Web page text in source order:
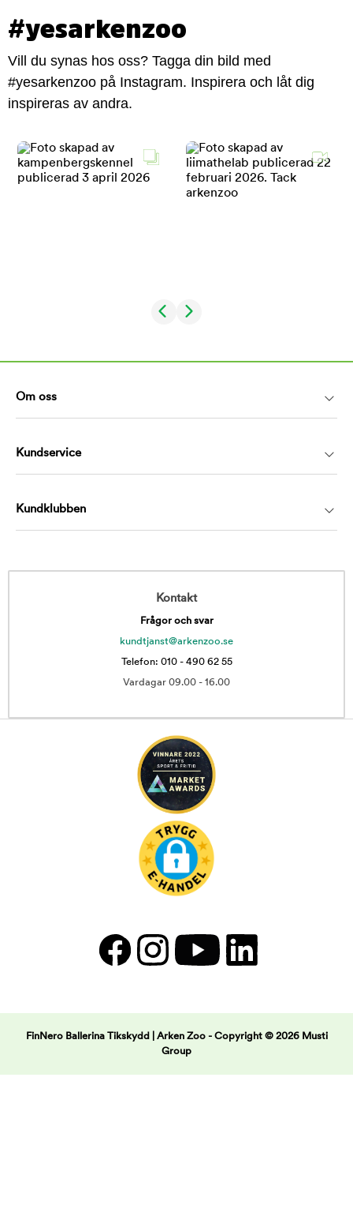
#yesarkenzoo
Vill du synas hos oss? Tagga din bild med
#yesarkenzoo på Instagram. Inspirera och låt dig
inspireras av andra.
Om oss
Kundservice
Kundklubben
Kontakt
Frågor och svar
kundtjanst@arkenzoo.se
Telefon: 010 - 490 62 55
Vardagar 09.00 - 16.00
FinNero Ballerina Tikskydd | Arken Zoo - Copyright © 2026 Musti
Group